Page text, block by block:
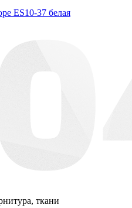
ES10-37 белая
ткани